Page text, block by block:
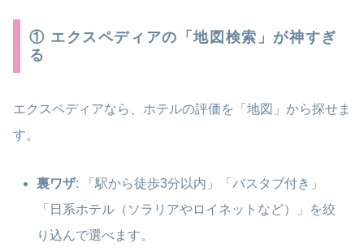
① エクスペディアの「地図検索」が神すぎ
る
エクスペディアなら、ホテルの評価を「地図」から探せま
す。
裏ワザ: 「駅から徒歩3分以内」「バスタブ付き」
「日系ホテル（ソラリアやロイネットなど）」を絞
り込んで選べます。